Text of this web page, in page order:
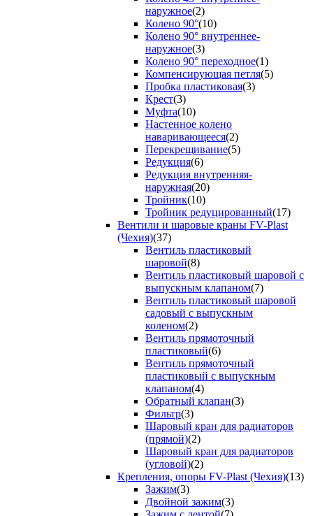
наружное(2)
Колено 90°(10)
Колено 90° внутреннее-
наружное(3)
Колено 90° переходное(1)
Компенсирующая петля(5)
Пробка пластиковая(3)
Крест(3)
Муфта(10)
Настенное колено
наваривающееся(2)
Перекрещивание(5)
Редукция(6)
Редукция внутренняя-
наружная(20)
Тройник(10)
Тройник редуцированный(17)
Вентили и шаровые краны FV-Plast
(Чехия)(37)
Вентиль пластиковый
шаровой(8)
Вентиль пластиковый шаровой с
выпускным клапаном(7)
Вентиль пластиковый шаровой
садовый с выпускным
коленом(2)
Вентиль прямоточный
пластиковый(6)
Вентиль прямоточный
пластиковый с выпускным
клапаном(4)
Обратный клапан(3)
Фильтр(3)
Шаровый кран для радиаторов
(прямой)(2)
Шаровый кран для радиаторов
(угловой)(2)
Крепления, опоры FV-Plast (Чехия)(13)
Зажим(3)
Двойной зажим(3)